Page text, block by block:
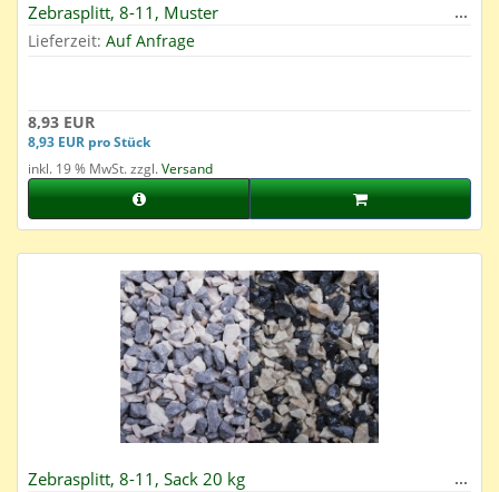
Zebrasplitt, 8-11, Muster
Lieferzeit: Auf Anfrage
8,93 EUR
8,93 EUR pro Stück
inkl. 19 % MwSt. zzgl.Versand
Zebrasplitt, 8-11, Sack 20 kg